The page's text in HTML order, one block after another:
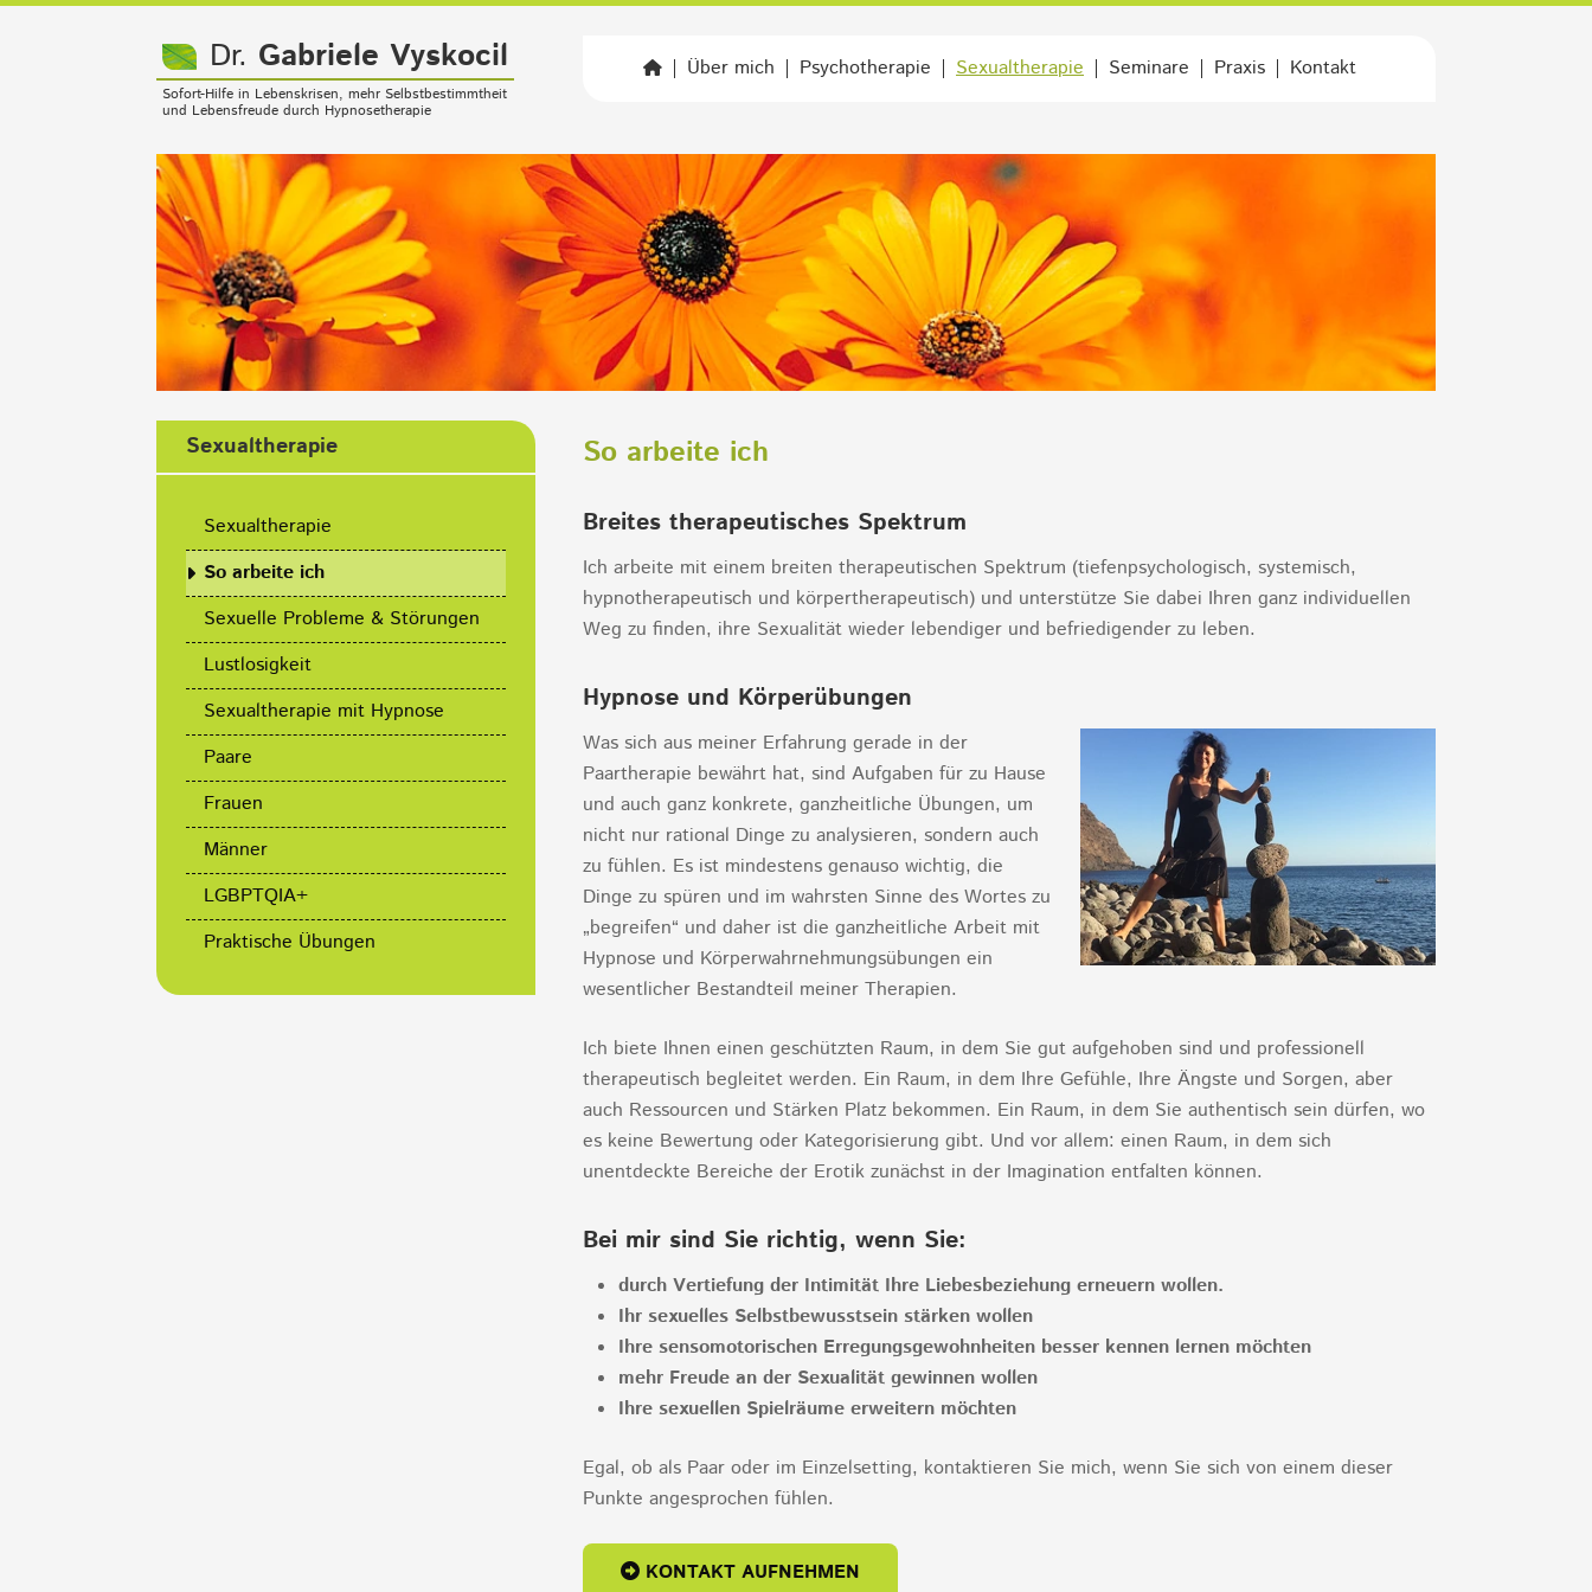
Dr. Gabriele Vyskocil
Sofort-Hilfe in Lebenskrisen, mehr Selbstbestimmtheit
und Lebensfreude durch Hypnosetherapie
überspringenÜber mich Psychotherapie Sexualtherapie Seminare Praxis Kontakt
So arbeite ich
Breites therapeutisches Spektrum
Ich arbeite mit einem breiten therapeutischen Spektrum (tiefenpsychologisch, systemisch,
hypnotherapeutisch und körpertherapeutisch) und unterstütze Sie dabei Ihren ganz individuellen
Weg zu finden, ihre Sexualität wieder lebendiger und befriedigender zu leben.
Hypnose und Körperübungen
Was sich aus meiner Erfahrung gerade in der
Paartherapie bewährt hat, sind Aufgaben für zu Hause
und auch ganz konkrete, ganzheitliche Übungen, um
nicht nur rational Dinge zu analysieren, sondern auch
zu fühlen. Es ist mindestens genauso wichtig, die
Dinge zu spüren und im wahrsten Sinne des Wortes zu
„begreifen“ und daher ist die ganzheitliche Arbeit mit
Hypnose und Körperwahrnehmungsübungen ein
wesentlicher Bestandteil meiner Therapien.
Ich biete Ihnen einen geschützten Raum, in dem Sie gut aufgehoben sind und professionell
therapeutisch begleitet werden. Ein Raum, in dem Ihre Gefühle, Ihre Ängste und Sorgen, aber
auch Ressourcen und Stärken Platz bekommen. Ein Raum, in dem Sie authentisch sein dürfen, wo
es keine Bewertung oder Kategorisierung gibt. Und vor allem: einen Raum, in dem sich
unentdeckte Bereiche der Erotik zunächst in der Imagination entfalten können.
Bei mir sind Sie richtig, wenn Sie:
durch Vertiefung der Intimität Ihre Liebesbeziehung erneuern wollen.
Ihr sexuelles Selbstbewusstsein stärken wollen
Ihre sensomotorischen Erregungsgewohnheiten besser kennen lernen möchten
mehr Freude an der Sexualität gewinnen wollen
Ihre sexuellen Spielräume erweitern möchten
Egal, ob als Paar oder im Einzelsetting, kontaktieren Sie mich, wenn Sie sich von einem dieser
Punkte angesprochen fühlen.
KONTAKT AUFNEHMEN
Sexualtherapie
überspringen
Sexualtherapie
So arbeite ich
Sexuelle Probleme & Störungen
Lustlosigkeit
Sexualtherapie mit Hypnose
Paare
Frauen
Männer
LGBPTQIA+
Praktische Übungen